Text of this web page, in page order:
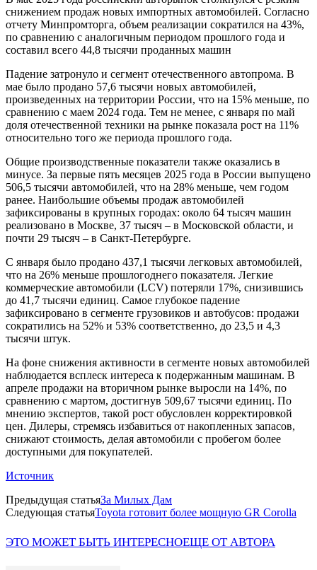
снижением продаж новых импортных автомобилей. Согласно
отчету Минпромторга, объем реализации сократился на 43%,
по сравнению с аналогичным периодом прошлого года и
составил всего 44,8 тысячи проданных машин
Падение затронуло и сегмент отечественного автопрома. В
мае было продано 57,6 тысячи новых автомобилей,
произведенных на территории России, что на 15% меньше, по
сравнению с маем 2024 года. Тем не менее, с января по май
доля отечественной техники на рынке показала рост на 11%
относительно того же периода прошлого года.
Общие производственные показатели также оказались в
минусе. За первые пять месяцев 2025 года в России выпущено
506,5 тысячи автомобилей, что на 28% меньше, чем годом
ранее. Наибольшие объемы продаж автомобилей
зафиксированы в крупных городах: около 64 тысяч машин
реализовано в Москве, 37 тысяч – в Московской области, и
почти 29 тысяч – в Санкт-Петербурге.
С января было продано 437,1 тысячи легковых автомобилей,
что на 26% меньше прошлогоднего показателя. Легкие
коммерческие автомобили (LCV) потеряли 17%, снизившись
до 41,7 тысячи единиц. Самое глубокое падение
зафиксировано в сегменте грузовиков и автобусов: продажи
сократились на 52% и 53% соответственно, до 23,5 и 4,3
тысячи штук.
На фоне снижения активности в сегменте новых автомобилей
наблюдается всплеск интереса к подержанным машинам. В
апреле продажи на вторичном рынке выросли на 14%, по
сравнению с мартом, достигнув 509,67 тысячи единиц. По
мнению экспертов, такой рост обусловлен корректировкой
цен. Дилеры, стремясь избавиться от накопленных запасов,
снижают стоимость, делая автомобили с пробегом более
доступными для покупателей.
Источник
Предыдущая статьяЗа Милых Дам
Следующая статьяToyota готовит более мощную GR Corolla
ЭТО МОЖЕТ БЫТЬ ИНТЕРЕСНОЕЩЕ ОТ АВТОРА